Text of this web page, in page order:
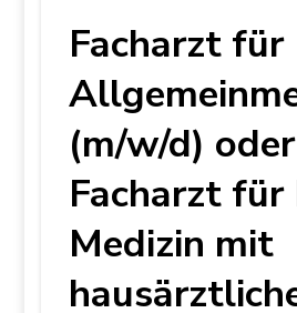
Facharzt für
(m/w/d) oder
Facharzt für
Medizin mit